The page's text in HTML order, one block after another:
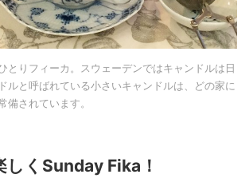
とりフィーカ。スウェーデンではキャンドルは日
ルと呼ばれている小さいキャンドルは、どの家に
備されています。
しくSunday Fika！